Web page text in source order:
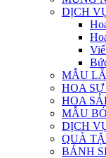
DỊCH
MẪU
HOA
HOA
MẪU
DỊCH
QUÀ
BÁNH